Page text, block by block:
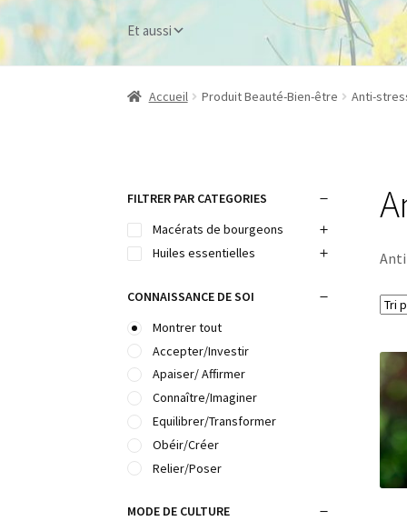
Et aussi
Accueil Produit Beauté-Bien-être Anti-
FILTRER PAR CATEGORIES
Macérats de bourgeons
Huiles essentielles
CONNAISSANCE DE SOI
Montrer tout
Accepter/Investir
Apaiser/ Affirmer
Connaître/Imaginer
Equilibrer/Transformer
Obéir/Créer
Relier/Poser
MODE DE CULTURE